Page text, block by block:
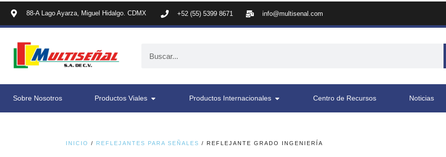
88-A Lago Ayarza, Miguel Hidalgo. CDMX +52 (55) 5399 8671 info@multisenal.com
Sobre Nosotros Productos Viales Productos Internacionales Centro de Recursos Noticias
INICIO / REFLEJANTES PARA SEÑALES / REFLEJANTE GRADO INGENIERÍA